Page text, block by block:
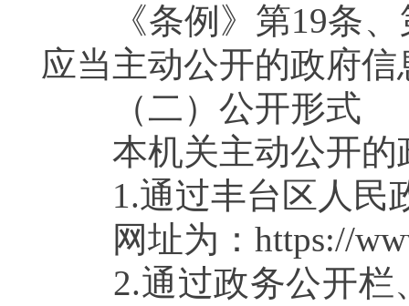
《条例》第19条、
应当主动公开的政府
（二）公开形式
本机关主动公开的
1.通过丰台区人民
网址为：https://
2.通过政务公开栏